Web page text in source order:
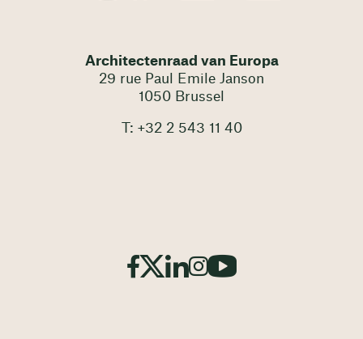
Architectenraad van Europa
29 rue Paul Emile Janson
1050 Brussel
T: +32 2 543 11 40